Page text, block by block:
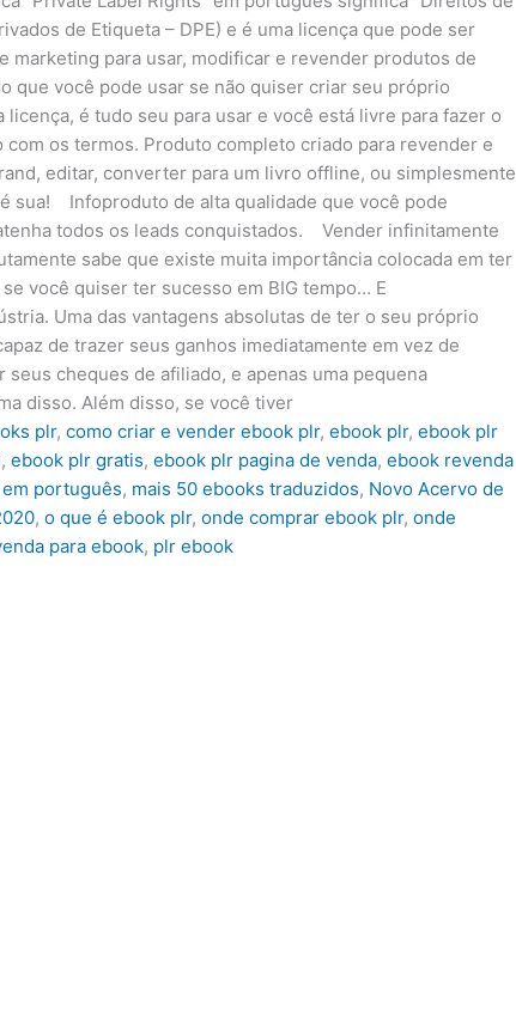
de Etiqueta – DPE) e é uma licença que pode ser
marketing para usar, modificar e revender produtos de
que você pode usar se não quiser criar seu próprio
é tudo seu para usar e você está livre para fazer o
com os termos. Produto completo criado para revender e
editar, converter para um livro offline, ou simplesmente
sua! Infoproduto de alta qualidade que você pode
todos os leads conquistados. Vender infinitamente
sabe que existe muita importância colocada em ter
você quiser ter sucesso em BIG tempo… E
Uma das vantagens absolutas de ter o seu próprio
de trazer seus ganhos imediatamente em vez de
seus cheques de afiliado, e apenas uma pequena
disso. Além disso, se você tiver
plr,como criar e vender ebook plr,ebook plr,ebook plr
,ebook plr gratis,ebook plr pagina de venda,ebook revenda
em português, mais 50 ebooks traduzidos, Novo Acervo de
,o que é ebook plr,onde comprar ebook plr,onde
para ebook, plr ebook